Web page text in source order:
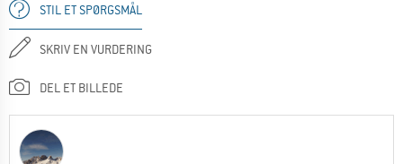
STIL ET SPØRGSMÅL
SKRIV EN VURDERING
DEL ET BILLEDE